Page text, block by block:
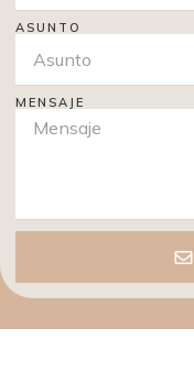
ASUNTO
MENSAJE